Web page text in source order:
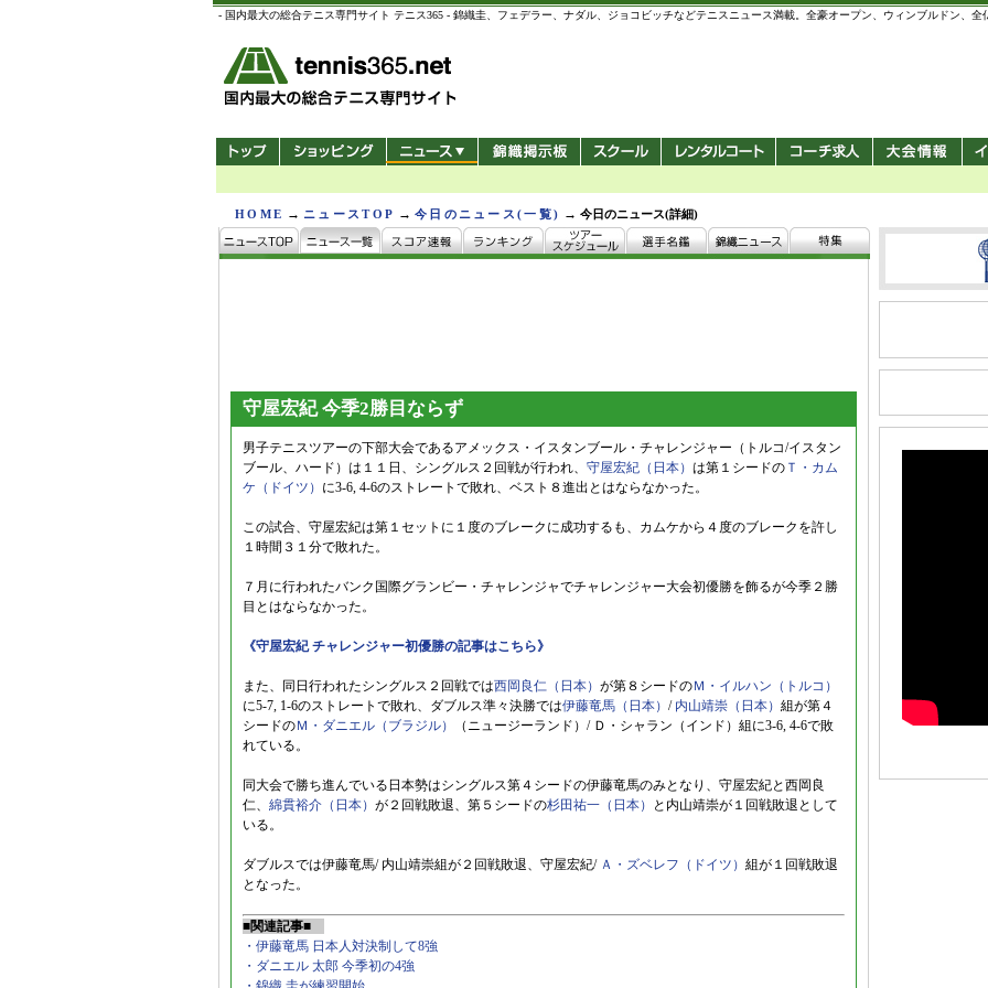
- 国内最大の総合テニス専門サイト テニス365 - 錦織圭、フェデラー、ナダル、ジョコビッチなどテニスニュース満載。全豪オープン、ウィンブルドン、全
HOME → ニュースTOP →今日のニュース(一覧) →今日のニュース(詳細)
守屋宏紀 今季2勝目ならず
男子テニスツアーの下部大会であるアメックス・イスタンブール・チャレンジャー（トルコ/イスタン
ブール、ハード）は１１日、シングルス２回戦が行われ、 守屋宏紀（日本） は第１シードの Ｔ・カム
ケ（ドイツ） に3-6, 4-6のストレートで敗れ、ベスト８進出とはならなかった。
この試合、守屋宏紀は第１セットに１度のブレークに成功するも、カムケから４度のブレークを許し
１時間３１分で敗れた。
７月に行われたバンク国際グランビー・チャレンジャでチャレンジャー大会初優勝を飾るが今季２勝
目とはならなかった。
《守屋宏紀 チャレンジャー初優勝の記事はこちら》
また、同日行われたシングルス２回戦では西岡良仁（日本） が第８シードのＭ・イルハン（トルコ）
に5-7, 1-6のストレートで敗れ、ダブルス準々決勝では伊藤竜馬（日本） / 内山靖崇（日本） 組が第４
シードのＭ・ダニエル（ブラジル）
（ニュージーランド）/ Ｄ・シャラン（インド）組に3-6, 4-6で敗
れている。
同大会で勝ち進んでいる日本勢はシングルス第４シードの伊藤竜馬のみとなり、守屋宏紀と西岡良
仁、 綿貫裕介（日本） が２回戦敗退、第５シードの杉田祐一（日本）
と内山靖崇が１回戦敗退として
いる。
ダブルスでは伊藤竜馬/ 内山靖崇組が２回戦敗退、守屋宏紀/ Ａ・ズベレフ（ドイツ） 組が１回戦敗退
となった。
■関連記事■
・伊藤竜馬 日本人対決制して8強
・ダニエル 太郎 今季初の4強